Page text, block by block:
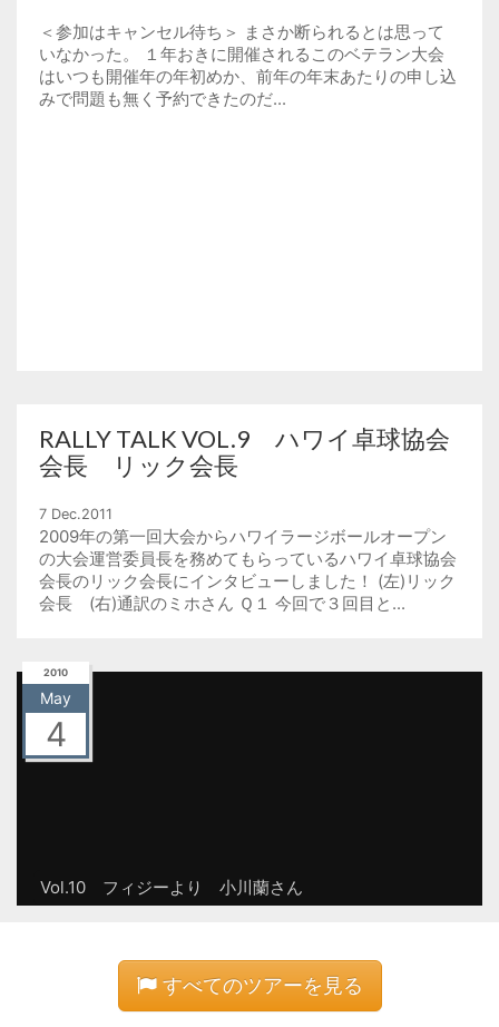
＜参加はキャンセル待ち＞ まさか断られるとは思って
いなかった。 １年おきに開催されるこのベテラン大会
はいつも開催年の年初めか、前年の年末あたりの申し込
みで問題も無く予約できたのだ...
RALLY TALK VOL.9 ハワイ卓球協会
会長 リック会長
7 Dec.2011
2009年の第一回大会からハワイラージボールオープン
の大会運営委員長を務めてもらっているハワイ卓球協会
会長のリック会長にインタビューしました！ (左)リック
会長 (右)通訳のミホさん Ｑ１ 今回で３回目と...
2010
May
4
Vol.10 フィジーより 小川蘭さん
すべてのツアーを見る